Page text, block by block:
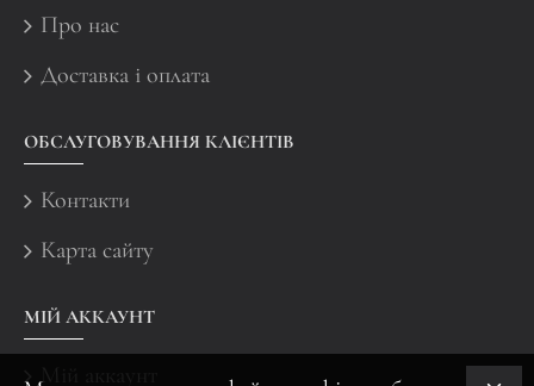
Про нас
Доставка і оплата
ОБСЛУГОВУВАННЯ КЛІЄНТІВ
Контакти
Карта сайту
МІЙ АККАУНТ
Мій аккаунт